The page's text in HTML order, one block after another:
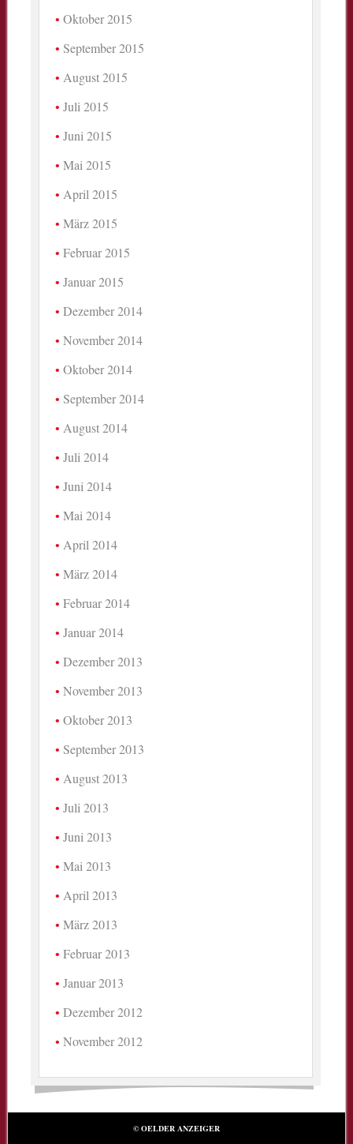
Oktober 2015
September 2015
August 2015
Juli 2015
Juni 2015
Mai 2015
April 2015
März 2015
Februar 2015
Januar 2015
Dezember 2014
November 2014
Oktober 2014
September 2014
August 2014
Juli 2014
Juni 2014
Mai 2014
April 2014
März 2014
Februar 2014
Januar 2014
Dezember 2013
November 2013
Oktober 2013
September 2013
August 2013
Juli 2013
Juni 2013
Mai 2013
April 2013
März 2013
Februar 2013
Januar 2013
Dezember 2012
November 2012
© OELDER ANZEIGER